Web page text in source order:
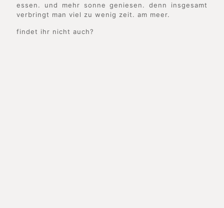
essen. und mehr sonne geniesen. denn insgesamt
verbringt man viel zu wenig zeit. am meer.
findet ihr nicht auch?